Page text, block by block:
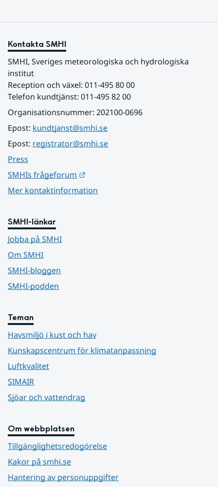
Kontakta SMHI
SMHI, Sveriges meteorologiska och hydrologiska
institut
Reception och växel: 011-495 80 00
Telefon kundtjänst: 011-495 82 00
Organisationsnummer: 202100-0696
Epost: kundtjanst@smhi.se
Epost: registrator@smhi.se
Press
SMHIs frågeforum
Mer kontaktinformation
SMHI-länkar
Jobba på SMHI
Om SMHI
SMHI-bloggen
SMHI-podden
Teman
Havsmiljö i kust och hav
Kunskapscentrum för klimatanpassning
Luftkvalitet
SIMAIR
Sjöar och vattendrag
Om webbplatsen
Tillgänglighetsredogörelse
Kakor på smhi.se
Hantering av personuppgifter